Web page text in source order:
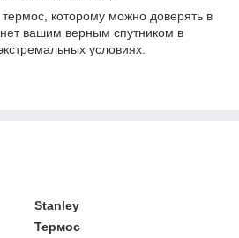
которому можно доверять в
вашим верным спутником в
условиях.
Stanley
Термос